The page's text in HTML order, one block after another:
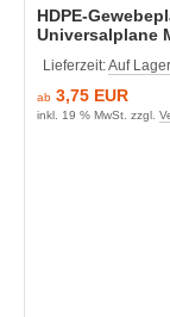
HDPE-
Universalplane
Lieferzeit:Auf Lager
ab 3,75 EUR
inkl. 19 % MwSt. zzgl.